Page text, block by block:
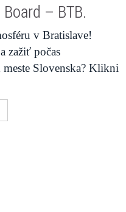
– BTB.
v Bratislave!
zažiť počas
Slovenska? Klikni